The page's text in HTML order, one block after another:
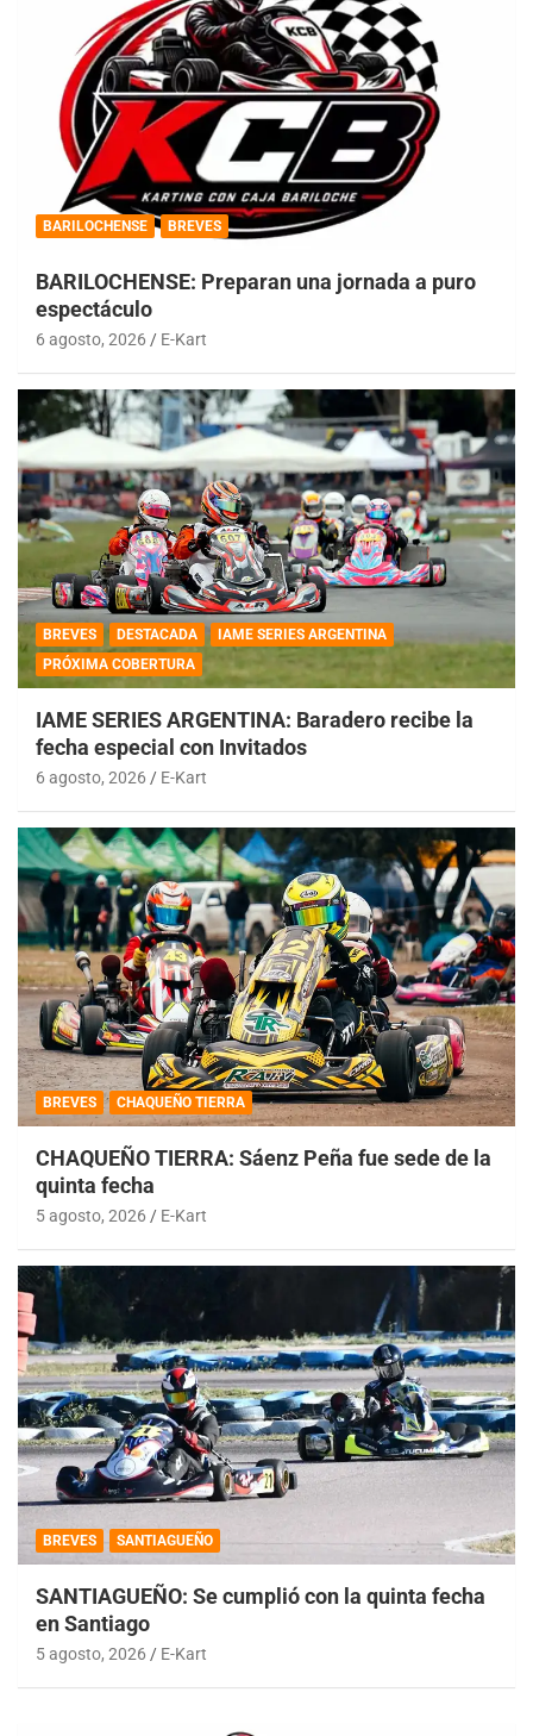
BARILOCHENSE BREVES
BARILOCHENSE: Preparan una jornada a puro
espectáculo
6 agosto, 2026 E-Kart
BREVES DESTACADA
IAME SERIES ARGENTINA
PRÓXIMA COBERTURA
IAME SERIES ARGENTINA: Baradero recibe la
fecha especial con Invitados
6 agosto, 2026 E-Kart
BREVES CHAQUEÑO TIERRA
CHAQUEÑO TIERRA: Sáenz Peña fue sede de la
quinta fecha
5 agosto, 2026 E-Kart
BREVES SANTIAGUEÑO
SANTIAGUEÑO: Se cumplió con la quinta fecha
en Santiago
5 agosto, 2026 E-Kart